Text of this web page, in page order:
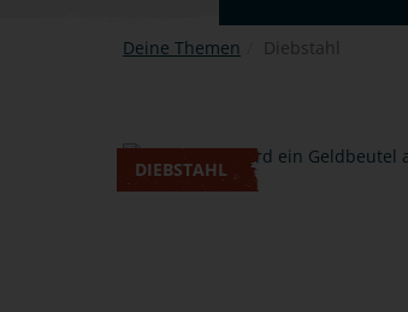
Deine Themen Diebstahl
DIEBSTAHL